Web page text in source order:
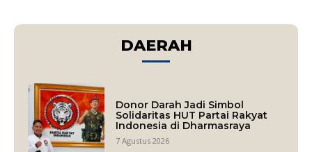
DAERAH
Donor Darah Jadi Simbol
Solidaritas HUT Partai Rakyat
Indonesia di Dharmasraya
7 Agustus 2026